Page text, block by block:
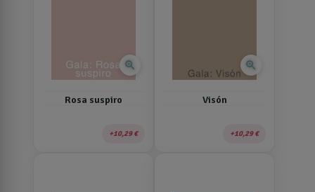
zoom_in
Rosa suspiro
10,29 €
zoom_in
Visón
10,29 €